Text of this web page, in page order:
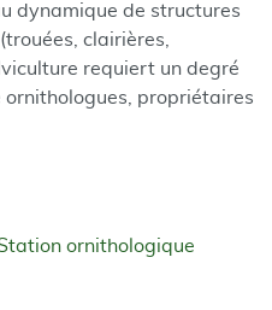
dynamique de structures
clairières,
requiert un degré
propriétaires
ornithologique